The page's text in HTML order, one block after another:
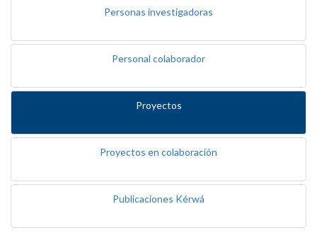
Personas investigadoras
Personal colaborador
Proyectos
Proyectos en colaboración
Publicaciones Kérwá